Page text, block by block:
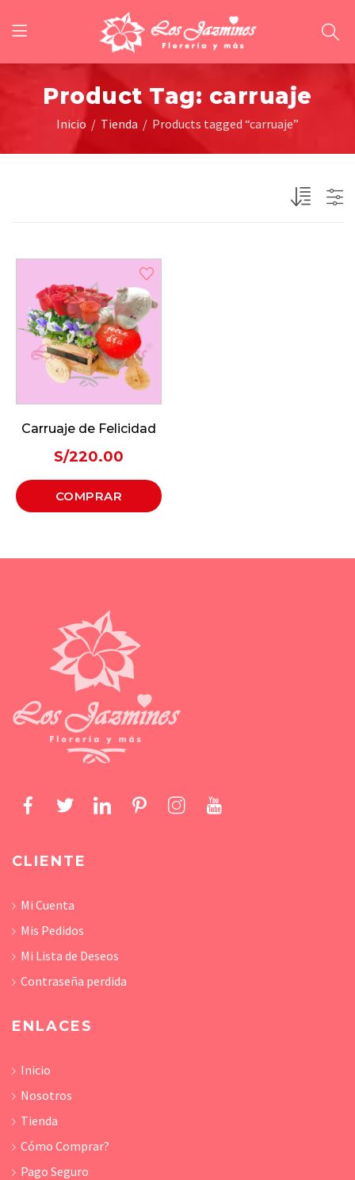
Product Tag: carruaje
Inicio Tienda Products tagged “carruaje”
Carruaje de Felicidad
S/220.00
COMPRAR
CLIENTE
Mi Cuenta
Mis Pedidos
Mi Lista de Deseos
Contraseña perdida
ENLACES
Inicio
Nosotros
Tienda
Cómo Comprar?
Pago Seguro